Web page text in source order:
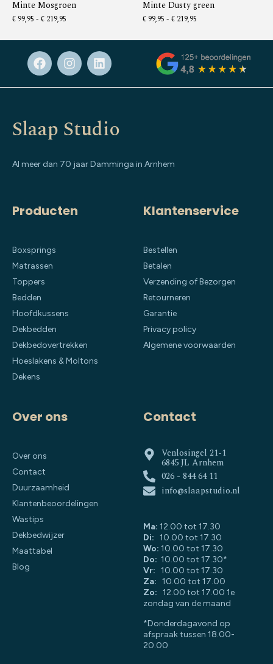
Minte Mosgroen
€ 99,95 - € 219,95
Minte Dusty green
€ 99,95 - € 219,95
Slaap Studio
Al meer dan 70 jaar Damminga in Arnhem
Producten
Boxsprings
Matrassen
Toppers
Bedden
Hoofdkussens
Dekbedden
Dekbedovertrekken
Hoeslakens & Moltons
Dekens
Klantenservice
Bestellen
Betalen
Verzending of Bezorgen
Retourneren
Garantie
Privacy policy
Algemene voorwaarden
Over ons
Over ons
Contact
Duurzaamheid
Klantenbeoordelingen
Wastips
Dekbedwijzer
Maattabel
Blog
Contact
Venlosingel 21-1
6845 JL Arnhem
026 - 844 64 11
info@slaapstudio.nl
Ma: 12.00 tot 17.30
Di: 10.00 tot 17.30
Wo: 10.00 tot 17.30
Do: 10.00 tot 17.30*
Vr: 10.00 tot 17.30
Za: 10.00 tot 17.00
Zo: 12.00 tot 17.00 1e
zondag van de maand
*Donderdagavond op
afspraak tussen 18.00-
20.00